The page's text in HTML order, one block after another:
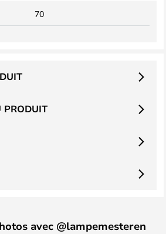
70
PRODUIT
avec @lampemesteren